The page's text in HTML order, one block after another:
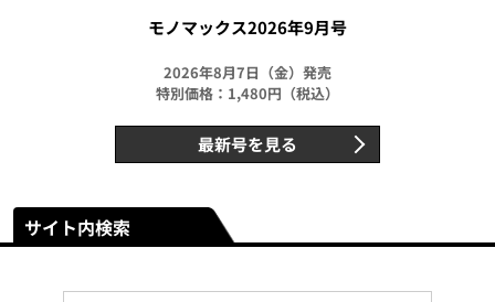
モノマックス2026年9月号
2026年8月7日（金）発売
特別価格：1,480円（税込）
最新号を見る
サイト内検索